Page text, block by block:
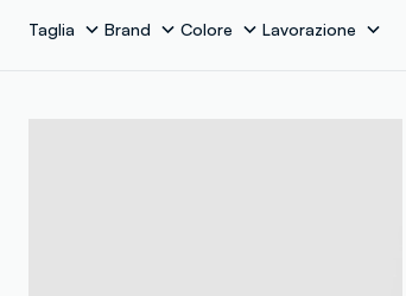
Taglia Brand Colore Lavorazione